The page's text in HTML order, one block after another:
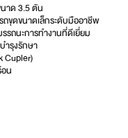
าด 3.5 ตัน
ขุดขนาดเล็กระดับมืออาชีพ
รถนะการทำงานที่ดีเยี่ยม
ำรุงรักษา
Cupler)
น